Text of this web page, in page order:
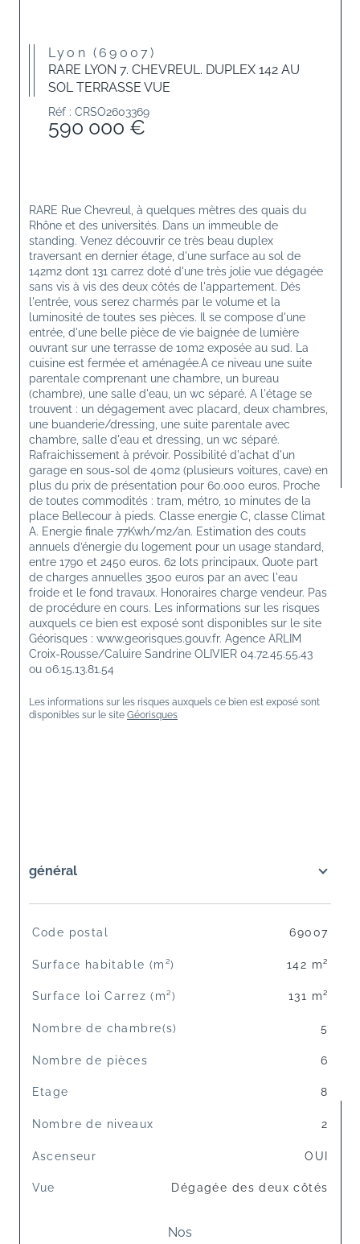
Lyon (69007)
RARE LYON 7. CHEVREUL. DUPLEX 142 AU
SOL TERRASSE VUE
Réf : CRSO2603369
590 000 €
RARE Rue Chevreul, à quelques mètres des quais du
Rhône et des universités. Dans un immeuble de
standing. Venez découvrir ce très beau duplex
traversant en dernier étage, d'une surface au sol de
142m2 dont 131 carrez doté d'une très jolie vue dégagée
sans vis à vis des deux côtés de l'appartement. Dés
l'entrée, vous serez charmés par le volume et la
luminosité de toutes ses pièces. Il se compose d'une
entrée, d'une belle pièce de vie baignée de lumière
ouvrant sur une terrasse de 10m2 exposée au sud. La
cuisine est fermée et aménagée.A ce niveau une suite
parentale comprenant une chambre, un bureau
(chambre), une salle d'eau, un wc séparé. A l'étage se
trouvent : un dégagement avec placard, deux chambres,
une buanderie/dressing, une suite parentale avec
chambre, salle d'eau et dressing, un wc séparé.
Rafraichissement à prévoir. Possibilité d'achat d'un
garage en sous-sol de 40m2 (plusieurs voitures, cave) en
plus du prix de présentation pour 60.000 euros. Proche
de toutes commodités : tram, métro, 10 minutes de la
place Bellecour à pieds. Classe energie C, classe Climat
A. Energie finale 77Kwh/m2/an. Estimation des couts
annuels d’énergie du logement pour un usage standard,
entre 1790 et 2450 euros. 62 lots principaux. Quote part
de charges annuelles 3500 euros par an avec l'eau
froide et le fond travaux. Honoraires charge vendeur. Pas
de procédure en cours. Les informations sur les risques
auxquels ce bien est exposé sont disponibles sur le site
Géorisques : www.georisques.gouv.fr. Agence ARLIM
Croix-Rousse/Caluire Sandrine OLIVIER 04.72.45.55.43
ou 06.15.13.81.54
Les informations sur les risques auxquels ce bien est exposé sont
disponibles sur le site Géorisques
général
TRAD_SIROCCO_Caracteristique
Code postal 69007
Surface habitable (m²) 142 m²
Surface loi Carrez (m²) 131 m²
Nombre de chambre(s) 5
Nombre de pièces 6
Etage 8
Nombre de niveaux 2
Ascenseur OUI
Vue Dégagée des deux côtés
Nos